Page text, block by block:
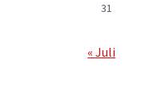
31
« Juli